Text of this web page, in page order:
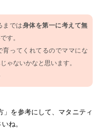
までは身体を第一に考えて無
す。
育ってくれてるのでママにな
ゃないかなと思います。
を参考にして、マタニティ
ね。